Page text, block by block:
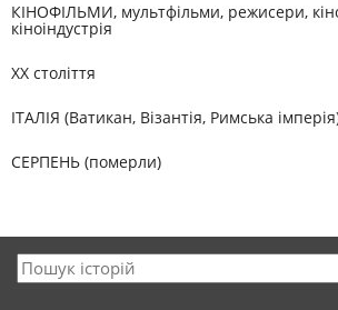
КІНОФІЛЬМИ, мультфільми, режисери,
кіноіндустрія
XX століття
ІТАЛІЯ (Ватикан, Візантія, Римська
СЕРПЕНЬ (померли)